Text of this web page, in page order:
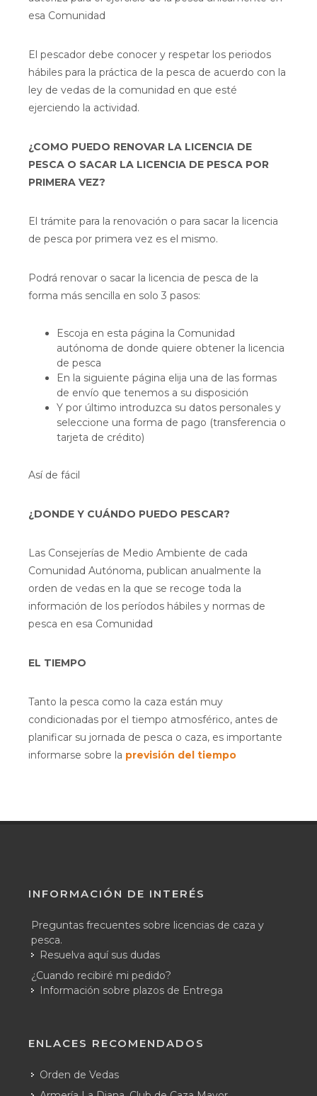
esa Comunidad
El pescador debe conocer y respetar los periodos
hábiles para la práctica de la pesca de acuerdo con la
ley de vedas de la comunidad en que esté
ejerciendo la actividad.
¿COMO PUEDO RENOVAR LA LICENCIA DE
PESCA O SACAR LA LICENCIA DE PESCA POR
PRIMERA VEZ?
El trámite para la renovación o para sacar la licencia
de pesca por primera vez es el mismo.
Podrá renovar o sacar la licencia de pesca de la
forma más sencilla en solo 3 pasos:
Escoja en esta página la Comunidad
autónoma de donde quiere obtener la licencia
de pesca
En la siguiente página elija una de las formas
de envío que tenemos a su disposición
Y por último introduzca su datos personales y
seleccione una forma de pago (transferencia o
tarjeta de crédito)
Así de fácil
¿DONDE Y CUÁNDO PUEDO PESCAR?
Las Consejerías de Medio Ambiente de cada
Comunidad Autónoma, publican anualmente la
orden de vedas en la que se recoge toda la
información de los períodos hábiles y normas de
pesca en esa Comunidad
EL TIEMPO
Tanto la pesca como la caza están muy
condicionadas por el tiempo atmosférico, antes de
planificar su jornada de pesca o caza, es importante
informarse sobre la previsión del tiempo
INFORMACIÓN DE INTERÉS
Preguntas frecuentes sobre licencias de caza y
pesca.
Resuelva aquí sus dudas
¿Cuando recibiré mi pedido?
Información sobre plazos de Entrega
ENLACES RECOMENDADOS
Orden de Vedas